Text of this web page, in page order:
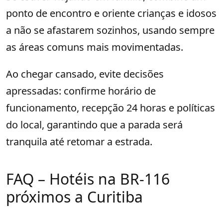
ponto de encontro e oriente crianças e idosos
a não se afastarem sozinhos, usando sempre
as áreas comuns mais movimentadas.
Ao chegar cansado, evite decisões
apressadas: confirme horário de
funcionamento, recepção 24 horas e políticas
do local, garantindo que a parada será
tranquila até retomar a estrada.
FAQ – Hotéis na BR-116
próximos a Curitiba